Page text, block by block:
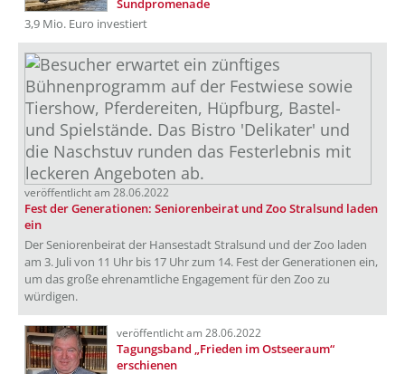
Sundpromenade
3,9 Mio. Euro investiert
veröffentlicht am 28.06.2022
Fest der Generationen: Seniorenbeirat und Zoo Stralsund laden
ein
Der Seniorenbeirat der Hansestadt Stralsund und der Zoo laden
am 3. Juli von 11 Uhr bis 17 Uhr zum 14. Fest der Generationen ein,
um das große ehrenamtliche Engagement für den Zoo zu
würdigen.
veröffentlicht am 28.06.2022
Tagungsband „Frieden im Ostseeraum“
erschienen